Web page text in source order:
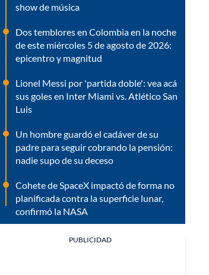
show de música
Dos temblores en Colombia en la noche
de este miércoles 5 de agosto de 2026:
epicentro y magnitud
Lionel Messi por 'partida doble': vea acá
sus goles en Inter Miami vs. Atlético San
Luis
Un hombre guardó el cadáver de su
padre para seguir cobrando la pensión:
nadie supo de su deceso
Cohete de SpaceX impactó de forma no
planificada contra la superficie lunar,
confirmó la NASA
PUBLICIDAD